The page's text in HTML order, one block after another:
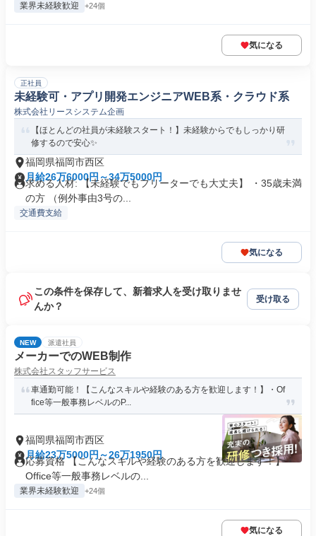
業界未経験歓迎 +24個
気になる
正社員
未経験可・アプリ開発エンジニアWEB系・クラウド系
株式会社リースシステム企画
【ほとんどの社員が未経験スタート！】未経験からでもしっかり研
修するので安心✨
福岡県福岡市西区
月給26万6000円～34万5000円
求める人材: 【未経験でもフリーターでも大丈夫】 ・35歳未満
の方 （例外事由3号の...
交通費支給
気になる
この条件を保存して、新着求人を受け取りませ
んか？
受け取る
NEW 派遣社員
メーカーでのWEB制作
株式会社スタッフサービス
車通勤可能！【こんなスキルや経験のある方を歓迎します！】・Of
fice等一般事務レベルのP...
福岡県福岡市西区
月給23万5000円～26万1950円
応募資格 【こんなスキルや経験のある方を歓迎します！】・
Office等一般事務レベルの...
業界未経験歓迎 +24個
気になる